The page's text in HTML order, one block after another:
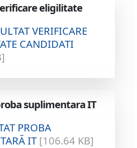
eligilitate
VERIFICARE
CANDIDATI
suplimentara IT
PROBA
IT [106.64 KB]